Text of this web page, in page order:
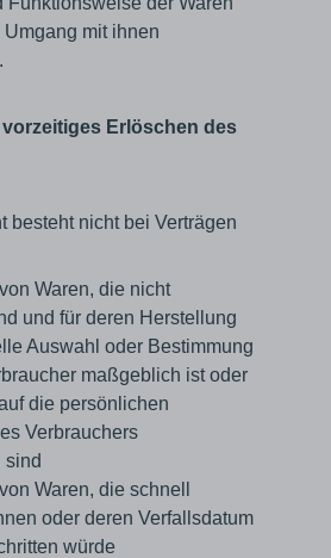
mit ihnen
Erlöschen des
besteht nicht bei Verträgen
Waren, die nicht
und für deren Herstellung
Auswahl oder Bestimmung
maßgeblich ist oder
die persönlichen
Verbrauchers
sind
Waren, die schnell
oder deren Verfallsdatum
würde